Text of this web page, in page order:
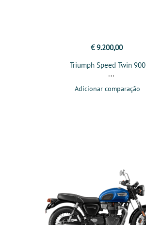
€ 9.200,00
Triumph Speed Twin 900
Adicionar comparação